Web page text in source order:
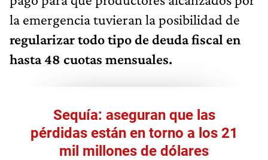
la emergencia tuvieran la posibilidad de
regularizar todo tipo de deuda fiscal en
hasta 48 cuotas mensuales.
Sequía: aseguran que las
pérdidas están en torno a los 21
mil millones de dólares